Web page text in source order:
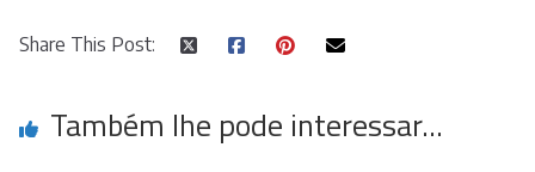
Share This Post:
Também lhe pode interessar...